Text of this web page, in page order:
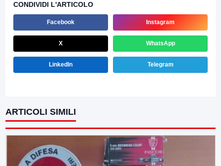
CONDIVIDI L'ARTICOLO
Facebook Instagram
X WhatsApp
LinkedIn Telegram
ARTICOLI SIMILI